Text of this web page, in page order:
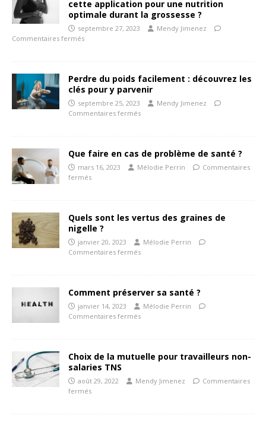
cette application pour une nutrition
optimale durant la grossesse ?
septembre 27, 2023
Mendy Jimenez
Commentaires fermés
Perdre du poids facilement : découvrez les
clés pour y parvenir
septembre 25, 2023
Mendy Jimenez
Commentaires fermés
Que faire en cas de problème de santé ?
mars 16, 2023 Mélodie Perrin
Commentaires
fermés
Quels sont les vertus des graines de
nigelle ?
janvier 20, 2023
Mélodie Perrin
Commentaires fermés
Comment préserver sa santé ?
janvier 14, 2023
Mélodie Perrin
Commentaires fermés
Choix de la mutuelle pour travailleurs non-
salaries TNS
août 29, 2022 Mendy Jimenez
Commentaires
fermés